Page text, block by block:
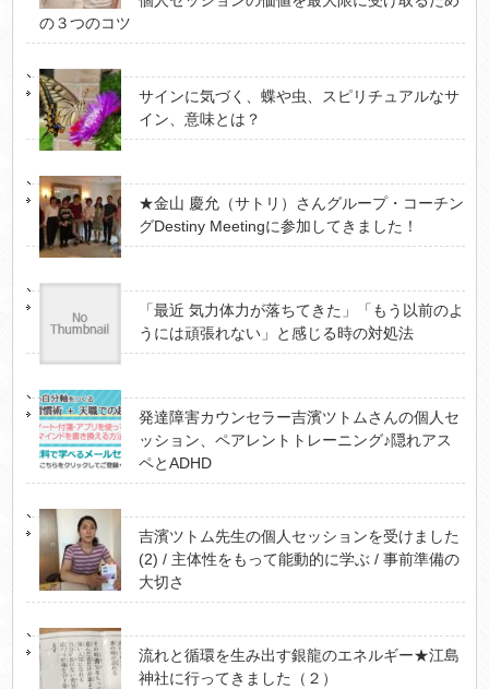
の３つのコツ
サインに気づく、蝶や虫、スピリチュアルなサ
イン、意味とは？
★金山 慶允（サトリ）さんグループ・コーチン
グDestiny Meetingに参加してきました！
「最近 気力体力が落ちてきた」「もう以前のよ
うには頑張れない」と感じる時の対処法
発達障害カウンセラー吉濱ツトムさんの個人セ
ッション、ペアレントトレーニング♪隠れアス
ペとADHD
吉濱ツトム先生の個人セッションを受けました
(2) / 主体性をもって能動的に学ぶ / 事前準備の
大切さ
流れと循環を生み出す銀龍のエネルギー★江島
神社に行ってきました（２）